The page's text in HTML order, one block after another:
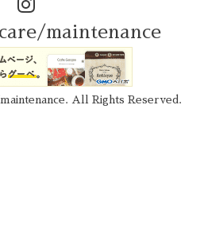
maintenance
. All Rights Reserved.